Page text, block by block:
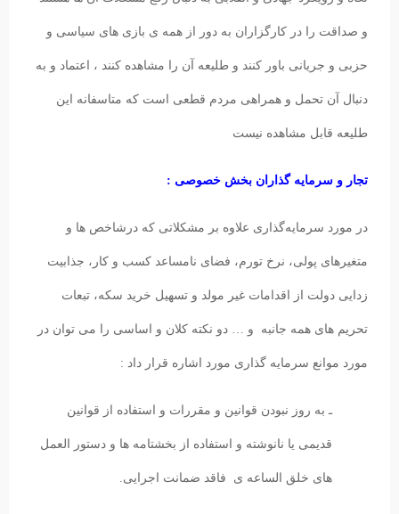
و صداقت را در کارگزاران به دور از همه ی بازی های سیاسی و
حزبی و جریانی باور کنند و طلیعه آن را مشاهده کنند ، اعتماد و به
دنبال آن تحمل و همراهی مردم قطعی است که متاسفانه این
طلیعه قابل مشاهده نیست
تجار و سرمایه گذاران بخش خصوصی :
در مورد سرمایه‌گذاری علاوه بر مشکلاتی که درشاخص ها و
متغیرهای پولی، نرخ تورم، فضای نامساعد کسب و کار، جذابیت
زدایی دولت از اقدامات غیر مولد و تسهیل خرید سکه، تبعات
تحریم های همه جانبه و … دو نکته کلان و اساسی را می توان در
مورد موانع سرمایه گذاری مورد اشاره قرار داد :
ـ به روز نبودن قوانین و مقررات و استفاده از قوانین
قدیمی یا نانوشته و استفاده از بخشتامه ها و دستور العمل
های خلق الساعه ی فاقد ضمانت اجرایی.